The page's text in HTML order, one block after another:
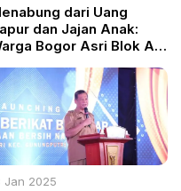
dari Uang
dan Jajan Anak:
Bogor Asri Blok AB
Tak Kunjung Hadir
Jan 2025